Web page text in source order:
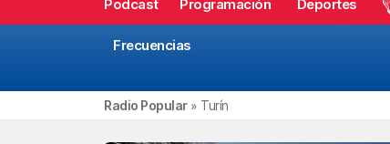
Podcast Programación Deportes
Frecuencias
Radio Popular» Turín